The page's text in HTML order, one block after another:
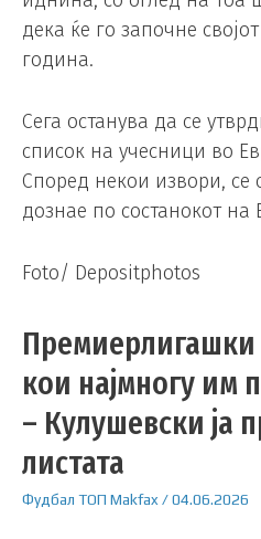
дека ќе го започне
година.
Сега останува да се
список на учесници во
Според некои извори, се
дознае по состанокот на
Foto/ Depositphotos
кои најмногу им
– Кулушевски ја
листата
Фудбал ТОП Makfax/04.06.2026